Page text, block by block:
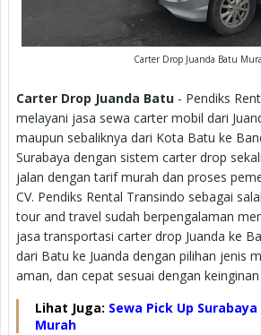
Carter Drop Juanda Batu
Carter Drop Juanda Batu - Pendiks
melayani jasa sewa carter mobil dari
maupun sebaliknya dari Kota Batu ke
Surabaya dengan sistem carter drop
jalan dengan tarif murah dan proses
CV. Pendiks Rental Transindo sebagai
tour and travel sudah berpengalaman
jasa transportasi carter drop Juanda ke
dari Batu ke Juanda dengan pilihan jenis
aman, dan cepat sesuai dengan keinginan
Lihat Juga: Sewa Pick Up
Murah